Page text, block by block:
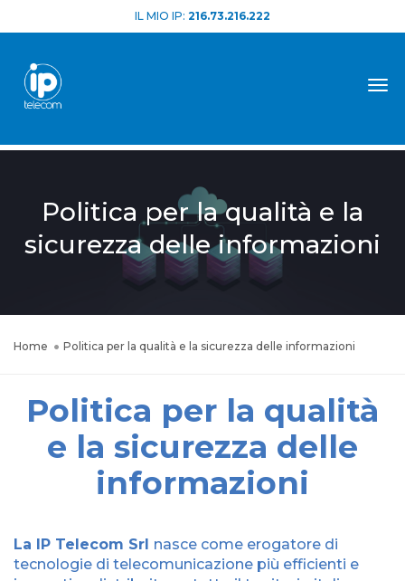
IL MIO IP: 216.73.216.222
Politica per la qualità e la
sicurezza delle informazioni
Home Politica per la qualità e la sicurezza delle informazioni
Politica per la qualità
e la sicurezza delle
informazioni
La IP Telecom Srl nasce come erogatore di
tecnologie di telecomunicazione più efficienti e